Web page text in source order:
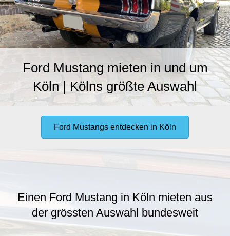
Ford Mustang mieten in und um
Köln | Kölns größte Auswahl
Ford Mustangs entdecken in Köln
Einen Ford Mustang in Köln mieten aus
der grössten Auswahl bundesweit